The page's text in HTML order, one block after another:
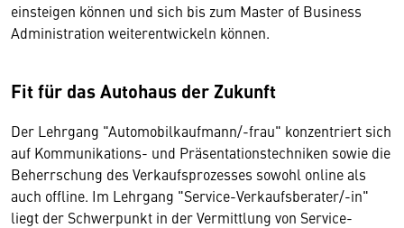
einsteigen können und sich bis zum Master of Business
Administration weiterentwickeln können.
Fit für das Autohaus der Zukunft
Der Lehrgang "Automobilkaufmann/-frau" konzentriert sich
auf Kommunikations- und Präsentationstechniken sowie die
Beherrschung des Verkaufsprozesses sowohl online als
auch offline. Im Lehrgang "Service-Verkaufsberater/-in"
liegt der Schwerpunkt in der Vermittlung von Service-